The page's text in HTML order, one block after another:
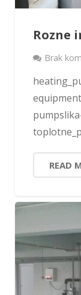
Rozne
Brak
READ